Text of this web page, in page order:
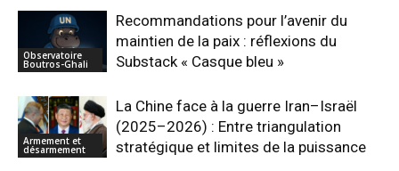
Observatoire
Boutros-Ghali
Recommandations pour l’avenir du
maintien de la paix : réflexions du
Substack « Casque bleu »
Armement et
désarmement
La Chine face à la guerre Iran–Israël
(2025–2026) : Entre triangulation
stratégique et limites de la puissance